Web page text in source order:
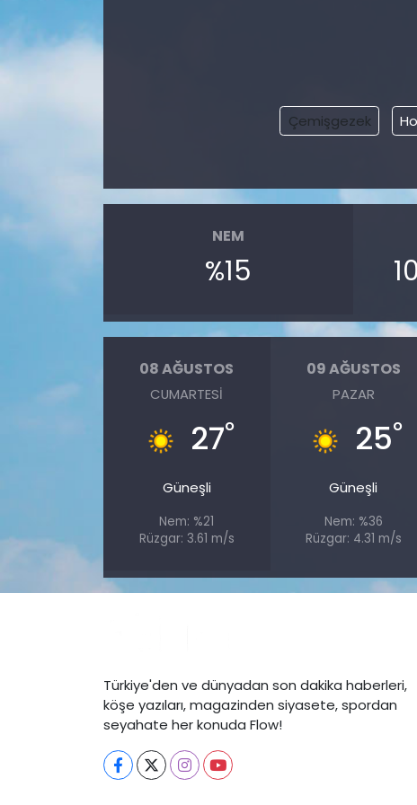
Çemişgezek
NEM
%15
08 AĞUSTOS
CUMARTESI
27°
Güneşli
Nem: %21
Rüzgar: 3.61 m/s
09 AĞUSTOS
PAZAR
25°
Güneşli
Nem: %36
Rüzgar: 4.31 m/s
Türkiye'den ve dünyadan son dakika haberleri,
köşe yazıları, magazinden siyasete, spordan
seyahate her konuda Flow!